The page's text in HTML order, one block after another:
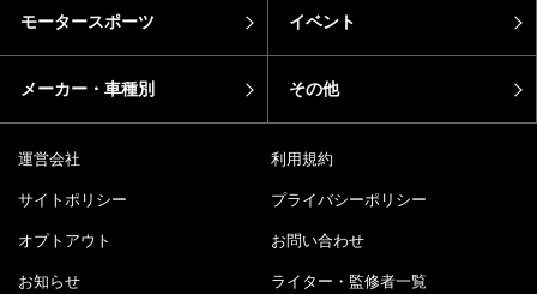
モータースポーツ イベント
メーカー・車種別 その他
運営会社 利用規約
サイトポリシー プライバシーポリシー
オプトアウト お問い合わせ
お知らせ ライター・監修者一覧